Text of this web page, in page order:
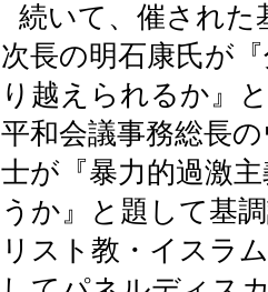
続いて、催された
次長の明石康氏が
り越えられるか』
平和会議事務総長
士が『暴力的過激
うか』と題して基
リスト教・イスラ